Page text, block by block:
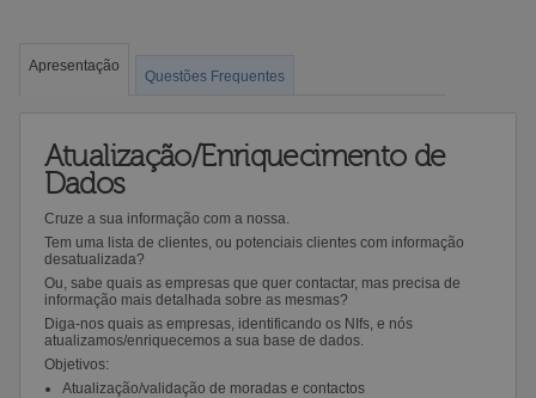
Apresentação
Questões Frequentes
Atualização/Enriquecimento de
Dados
Cruze a sua informação com a nossa.
Tem uma lista de clientes, ou potenciais clientes com informação
desatualizada?
Ou, sabe quais as empresas que quer contactar, mas precisa de
informação mais detalhada sobre as mesmas?
Diga-nos quais as empresas, identificando os NIfs, e nós
atualizamos/enriquecemos a sua base de dados.
Objetivos:
Atualização/validação de moradas e contactos